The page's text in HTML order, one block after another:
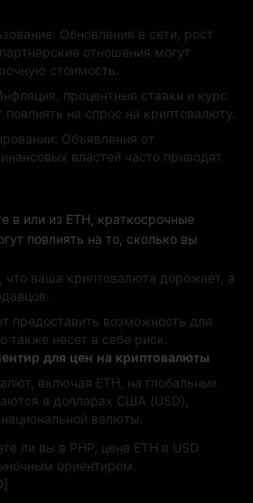
Обновления в сети, рост
отношения могут
стоимость.
процентные ставки и курс
на спрос на криптовалюту.
Объявления от
властей часто приводят
в или из ETH, краткосрочные
повлиять на то, сколько вы
что ваша криптовалюта дорожает, а
предоставить возможность для
также несет в себе риск.
для цен на криптовалюты
включая ETH, на глобальных
в долларах США (USD),
валюты.
ли вы в PHP, цена ETH в USD
ориентиром.